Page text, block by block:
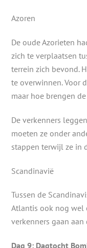
Azoren
De oude Azorieten
zich te verplaatsen
terrein zich bevond.
te overwinnen. Voor
maar hoe brengen
De verkenners
moeten ze onder
stappen terwijl ze in
Scandinavië
Tussen de
Atlantis ook nog wel
verkenners gaan
Dag 9: Dagtocht